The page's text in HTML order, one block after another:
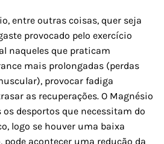
entre outras coisas, quer seja
provocado pelo exercício
naqueles que praticam
mais prolongadas (perdas
provocar fadiga
as recuperações. O Magnésio
desportos que necessitam do
logo se houver uma baixa
pode acontecer uma redução da